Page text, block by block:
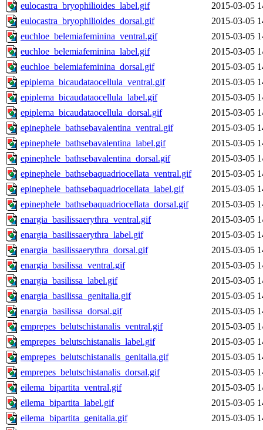
eulocastra_bryophilioides_label.gif
2015-03-05
eulocastra_bryophilioides_dorsal.gif
2015-03-05
euchloe_belemiafeminina_ventral.gif
2015-03-05
euchloe_belemiafeminina_label.gif
2015-03-05
euchloe_belemiafeminina_dorsal.gif
2015-03-05
epiplema_bicaudataocellula_ventral.gif
2015-03-05
epiplema_bicaudataocellula_label.gif
2015-03-05
epiplema_bicaudataocellula_dorsal.gif
2015-03-05
epinephele_bathsebavalentina_ventral.gif
2015-03-05
epinephele_bathsebavalentina_label.gif
2015-03-05
epinephele_bathsebavalentina_dorsal.gif
2015-03-05
epinephele_bathsebaquadriocellata_ventral.gif
2015-03-05
epinephele_bathsebaquadriocellata_label.gif
2015-03-05
epinephele_bathsebaquadriocellata_dorsal.gif
2015-03-05
enargia_basilissaerythra_ventral.gif
2015-03-05
enargia_basilissaerythra_label.gif
2015-03-05
enargia_basilissaerythra_dorsal.gif
2015-03-05
enargia_basilissa_ventral.gif
2015-03-05
enargia_basilissa_label.gif
2015-03-05
enargia_basilissa_genitalia.gif
2015-03-05
enargia_basilissa_dorsal.gif
2015-03-05
emprepes_belutschistanalis_ventral.gif
2015-03-05
emprepes_belutschistanalis_label.gif
2015-03-05
emprepes_belutschistanalis_genitalia.gif
2015-03-05
emprepes_belutschistanalis_dorsal.gif
2015-03-05
eilema_bipartita_ventral.gif
2015-03-05
eilema_bipartita_label.gif
2015-03-05
eilema_bipartita_genitalia.gif
2015-03-05